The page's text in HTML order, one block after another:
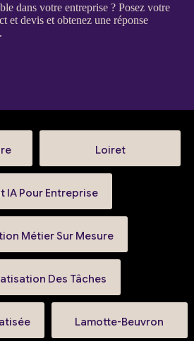
dans votre entreprise ? Posez votre
et deviset obtenez une réponse
Loiret
IA Pour Entreprise
Métier Sur Mesure
Des Tâches
Lamotte-Beuvron